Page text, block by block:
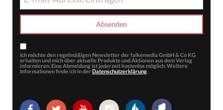
Ich möchte den regelmäßigen Newsletter der falkemedia GmbH & Co KG
erhalten und mich über aktuelle Produkte und Aktionen aus dem Verlag
informieren. Eine Abmeldung ist jederzeit kostenlos möglich. Weitere
Informationen finde ich in der Datenschutzerklärung.